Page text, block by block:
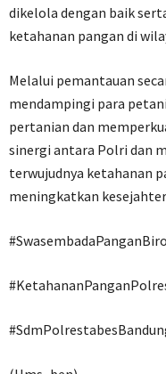
dikelola dengan baik
ketahanan pangan di
Melalui pemantauan
mendampingi para
pertanian dan
sinergi antara Polri dan
terwujudnya ketahanan
meningkatkan